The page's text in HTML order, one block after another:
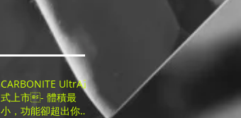
CARBONITE UltrA正
式上市- 體積最
小，功能卻超出你的